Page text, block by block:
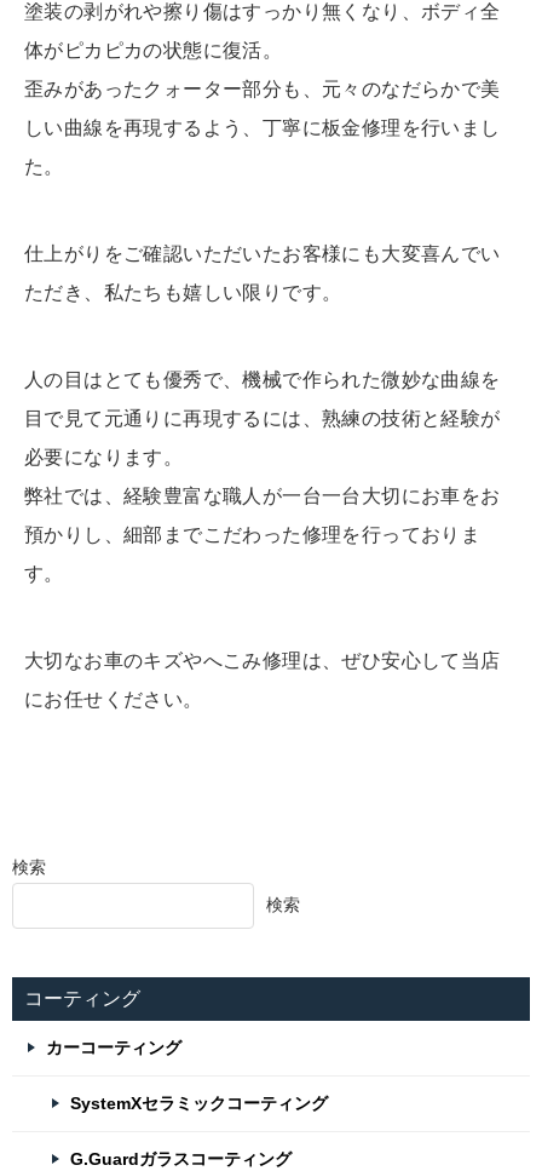
塗装の剥がれや擦り傷はすっかり無くなり、ボディ全
体がピカピカの状態に復活。
歪みがあったクォーター部分も、元々のなだらかで美
しい曲線を再現するよう、丁寧に板金修理を行いまし
た。
仕上がりをご確認いただいたお客様にも大変喜んでい
ただき、私たちも嬉しい限りです。
人の目はとても優秀で、機械で作られた微妙な曲線を
目で見て元通りに再現するには、熟練の技術と経験が
必要になります。
弊社では、経験豊富な職人が一台一台大切にお車をお
預かりし、細部までこだわった修理を行っておりま
す。
大切なお車のキズやへこみ修理は、ぜひ安心して当店
にお任せください。
検索
検索
コーティング
カーコーティング
SystemXセラミックコーティング
G.Guardガラスコーティング